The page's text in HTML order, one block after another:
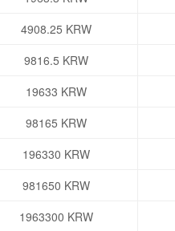
4908.25 KRW
9816.5 KRW
19633 KRW
98165 KRW
196330 KRW
981650 KRW
1963300 KRW